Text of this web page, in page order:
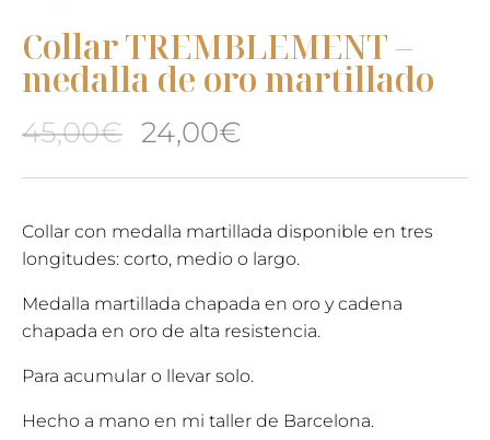
Collar TREMBLEMENT –
medalla de oro martillado
45,00€ El
precio
original
era:
45,00€.
24,00€
precio
actual
es:
24,00€.
Collar con medalla martillada disponible en tres
longitudes: corto, medio o largo.
Medalla martillada chapada en oro y cadena
chapada en oro de alta resistencia.
Para acumular o llevar solo.
Hecho a mano en mi taller de Barcelona.